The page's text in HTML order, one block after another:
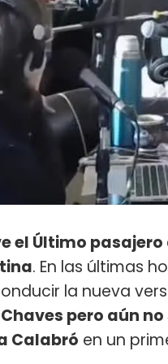
el Último
. En las últimas
la nueva
pero aún
Calabró en un